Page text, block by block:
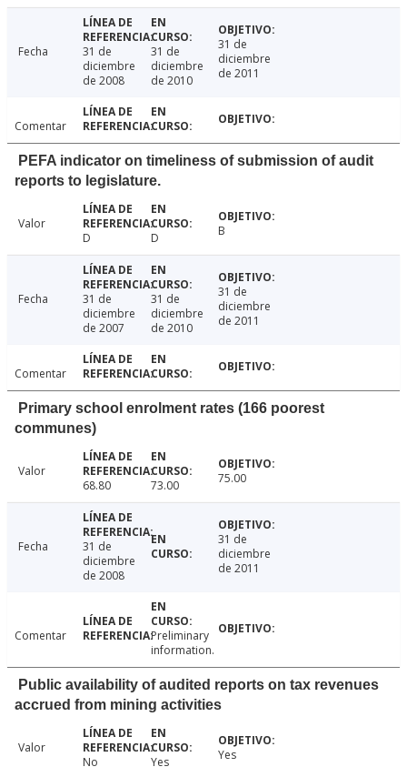
Fecha
31 de
diciembre
de 2008
31 de
diciembre
de 2010
31 de
diciembre
de 2011
Comentar
PEFA indicator on timeliness of submission of audit
reports to legislature.
Valor
D
D B
Fecha
31 de
diciembre
de 2007
31 de
diciembre
de 2010
31 de
diciembre
de 2011
Comentar
Primary school enrolment rates (166 poorest
communes)
Valor
68.80
73.00 75.00
Fecha
31 de
diciembre
de 2008
31 de
diciembre
de 2011
Comentar
Preliminary
information.
Public availability of audited reports on tax revenues
accrued from mining activities
Valor
No
Yes Yes